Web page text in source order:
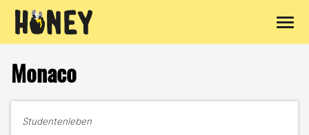
Inhalt
springen
Monaco
Studentenleben